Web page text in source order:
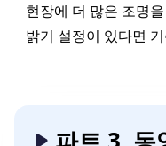
현장에 더 많은 조명
밝기 설정이 있다면